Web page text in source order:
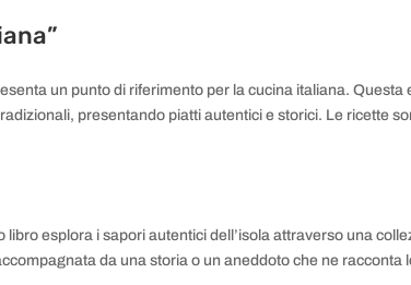
un punto di riferimento per la cucina italiana.
presentando piatti autentici e storici. Le ricette
libro esplora i sapori autentici dell’isola attraverso una
da una storia o un aneddoto che ne racconta